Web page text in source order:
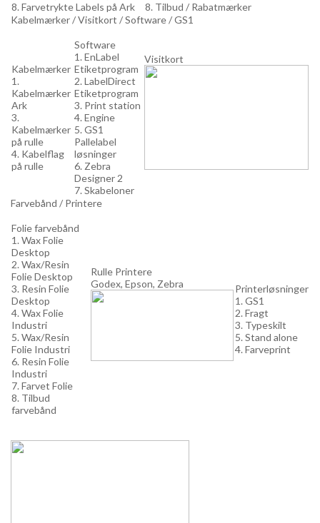
8. Farvetrykte Labels på Ark
8. Tilbud / Rabatmærker
Kabelmærker / Visitkort / Software / GS1
Kabelmærker
1.
Kabelmærker
Ark
3.
Kabelmærker
på rulle
4. Kabelflag
på rulle
Software
1. EnLabel
Etiketprogram
2. LabelDirect
Etiketprogram
3. Print station
4. Engine
5. GS1
Pallelabel
løsninger
6. Zebra
Designer 2
7. Skabeloner
Visitkort
Farvebånd / Printere
Folie farvebånd
1. Wax Folie
Desktop
2. Wax/Resin
Folie Desktop
3. Resin Folie
Desktop
4. Wax Folie
Industri
5. Wax/Resin
Folie Industri
6. Resin Folie
Industri
7. Farvet Folie
8. Tilbud
farvebånd
Rulle Printere
Godex, Epson, Zebra
Printerløsninger
1. GS1
2. Fragt
3. Typeskilt
5. Stand alone
4. Farveprint